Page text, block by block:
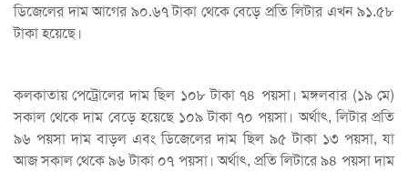
ডিজেলের দাম আগের ৯০.৬৭ টাকা থেকে বেড়ে প্রতি লিটার এখন ৯১.৫৮
টাকা হয়েছে।
কলকাতায় পেট্রোলের দাম ছিল ১০৮ টাকা ৭৪ পয়সা। মঙ্গলবার (১৯ মে)
সকাল থেকে দাম বেড়ে হয়েছে ১০৯ টাকা ৭০ পয়সা। অর্থাৎ, লিটার প্রতি
৯৬ পয়সা দাম বাড়ল এবং ডিজেলের দাম ছিল ৯৫ টাকা ১৩ পয়সা, যা
আজ সকাল থেকে ৯৬ টাকা ০৭ পয়সা। অর্থাৎ, প্রতি লিটারে ৯৪ পয়সা দাম